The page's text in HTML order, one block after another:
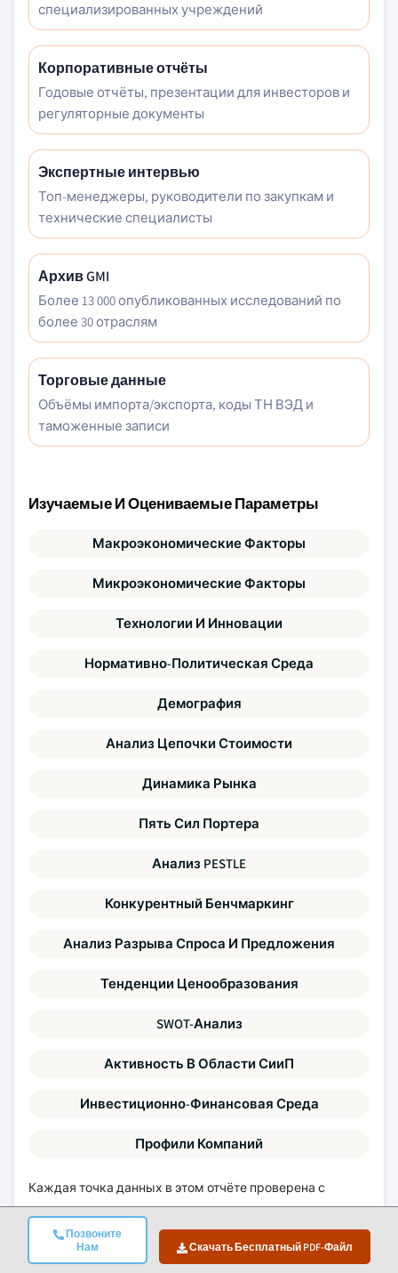
Позвоните
Нам
Скачать Бесплатный PDF-Файл
специализированных учреждений
Корпоративные отчёты
Годовые отчёты, презентации для инвесторов и
регуляторные документы
Экспертные интервью
Топ-менеджеры, руководители по закупкам и
технические специалисты
Архив GMI
Более 13 000 опубликованных исследований по
более 30 отраслям
Торговые данные
Объёмы импорта/экспорта, коды ТН ВЭД и
таможенные записи
Изучаемые И Оцениваемые Параметры
Макроэкономические Факторы
Микроэкономические Факторы
Технологии И Инновации
Нормативно-Политическая Среда
Демография
Анализ Цепочки Стоимости
Динамика Рынка
Пять Сил Портера
Анализ PESTLE
Конкурентный Бенчмаркинг
Анализ Разрыва Спроса И Предложения
Тенденции Ценообразования
SWOT-Анализ
Активность В Области СииП
Инвестиционно-Финансовая Среда
Профили Компаний
Каждая точка данных в этом отчёте проверена с
помощью первичных интервью, подлинного
восходящего моделирования и строгой перекрёстной
проверки.Узнайте больше о нашем исследовательском